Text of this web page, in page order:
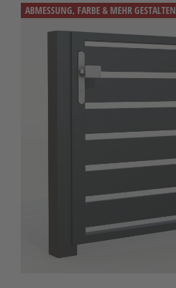
ABMESSUNG, FARBE & MEHR GESTALTEN